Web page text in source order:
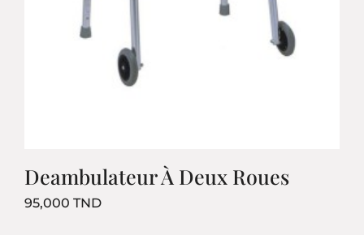
Deambulateur À Deux Roues
95,000 TNDPrix